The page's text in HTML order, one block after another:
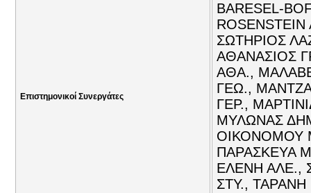
Επιστημονικοί Συνεργάτες
BARESEL-
ΣΩΤΗΡΙΟΣ
ΑΘΑΝΑΣΙΟΣ
ΑΘΑ.,
ΓΕΩ.,
ΓΕΡ.,
ΜΥΛΩΝΑΣ
ΟΙΚΟΝΟΜΟΥ
ΠΑΡΑΣΚΕΥΑ
ΕΛΕΝΗ ΑΛΕ.,
ΣΤΥ.,